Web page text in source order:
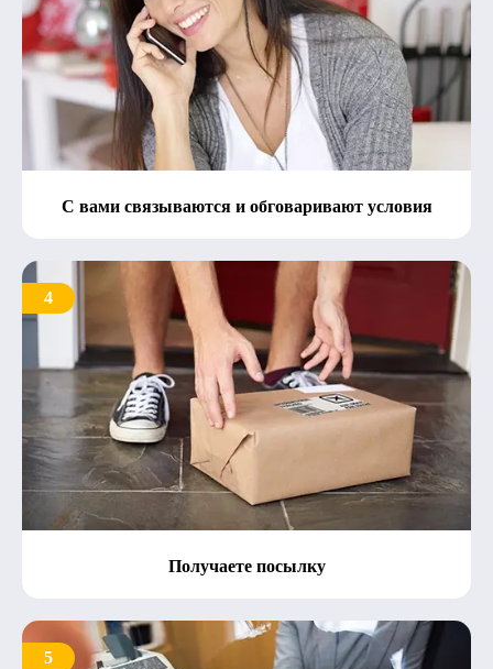
С вами связываются и обговаривают условия
4
Получаете посылку
5